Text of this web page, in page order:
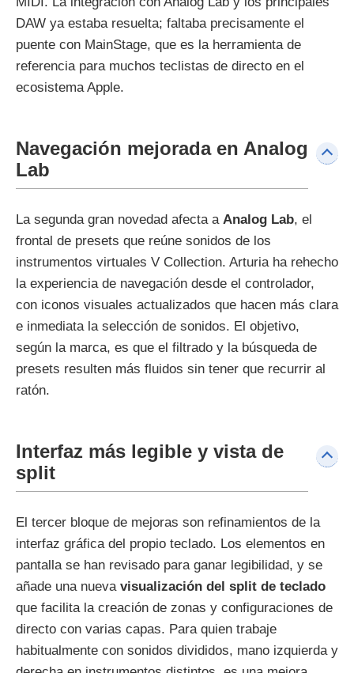
DAW ya estaba resuelta; faltaba precisamente el
puente con MainStage, que es la herramienta de
referencia para muchos teclistas de directo en el
ecosistema Apple.
Navegación mejorada en Analog
Lab
La segunda gran novedad afecta a Analog Lab, el
frontal de presets que reúne sonidos de los
instrumentos virtuales V Collection. Arturia ha rehecho
la experiencia de navegación desde el controlador,
con iconos visuales actualizados que hacen más clara
e inmediata la selección de sonidos. El objetivo,
según la marca, es que el filtrado y la búsqueda de
presets resulten más fluidos sin tener que recurrir al
ratón.
Interfaz más legible y vista de
split
El tercer bloque de mejoras son refinamientos de la
interfaz gráfica del propio teclado. Los elementos en
pantalla se han revisado para ganar legibilidad, y se
añade una nueva visualización del split de teclado
que facilita la creación de zonas y configuraciones de
directo con varias capas. Para quien trabaje
habitualmente con sonidos divididos, mano izquierda y